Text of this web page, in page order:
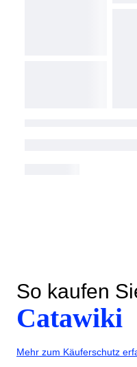
So kaufen
Catawiki
Mehr zum Käuferschutz